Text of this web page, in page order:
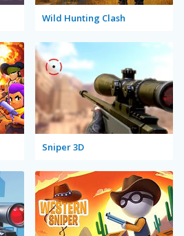
Wild Hunting Clash
Sniper 3D